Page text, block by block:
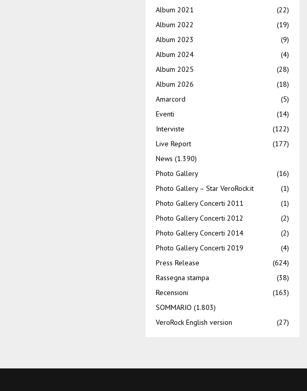
Album 2021
(22)
Album 2022
(19)
Album 2023
(9)
Album 2024
(4)
Album 2025
(28)
Album 2026
(18)
Amarcord
(5)
Eventi
(14)
Interviste
(122)
Live Report
(177)
News (1.390)
Photo Gallery
(16)
Photo Gallery – Star VeroRock.it
(1)
Photo Gallery Concerti 2011
(1)
Photo Gallery Concerti 2012
(2)
Photo Gallery Concerti 2014
(2)
Photo Gallery Concerti 2019
(4)
Press Release
(624)
Rassegna stampa
(38)
Recensioni
(163)
SOMMARIO (1.803)
VeroRock English version
(27)